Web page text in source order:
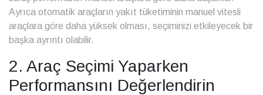
Ayrıca otomatik araçların yakıt tüketiminin manuel vitesli
araçlara göre daha yüksek olması, seçiminizi etkileyecek bir
başka ayrıntı olabilir.
2. Araç Seçimi Yaparken
Performansını Değerlendirin